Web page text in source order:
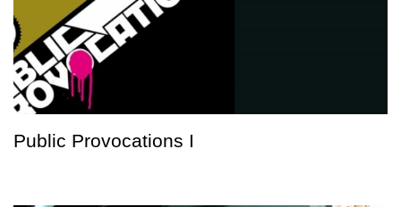
Public Provocations I